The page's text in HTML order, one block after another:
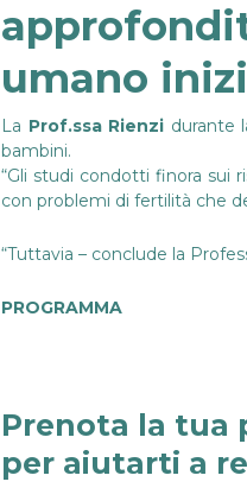
umano
La Prof.ssa Rienzi durante
bambini.
“Gli studi condotti finora sui
con problemi di fertilità che
“Tuttavia – conclude la
PROGRAMMA
Prenota la tua
per aiutarti a